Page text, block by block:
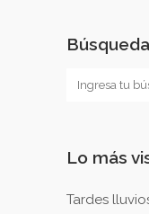
Búsqueda
Lo más
Tardes